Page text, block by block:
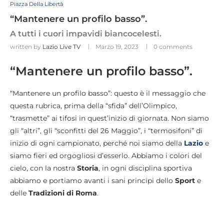
Piazza Della Libertà
“Mantenere un profilo basso”.
A tutti i cuori impavidi biancocelesti.
written by Lazio Live TV Marzo 19, 2023 0 comments
“Mantenere un profilo basso”.
“Mantenere un profilo basso”: questo è il messaggio che
questa rubrica, prima della “sfida” dell’Olimpico,
“trasmette” ai tifosi in quest’inizio di giornata. Non siamo
gli “altri”, gli “sconfitti del 26 Maggio”, i “termosifoni” di
inizio di ogni campionato, perché noi siamo della Lazio e
siamo fieri ed orgogliosi d’esserlo. Abbiamo i colori del
cielo, con la nostra Storia, in ogni disciplina sportiva
abbiamo e portiamo avanti i sani principi dello Sport e
delle Tradizioni di Roma.